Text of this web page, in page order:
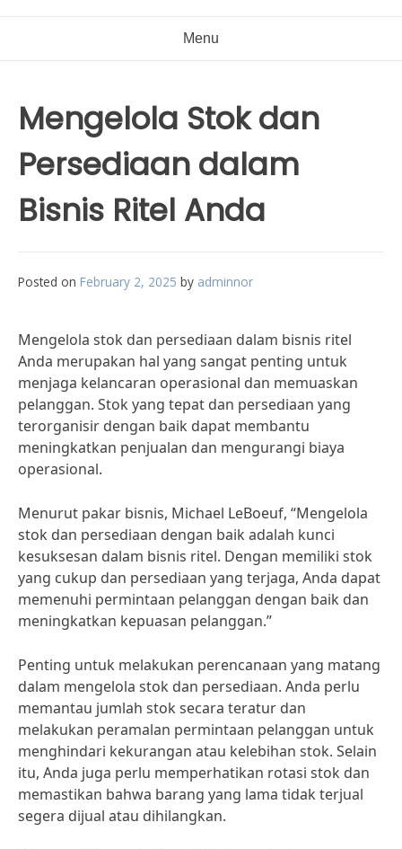
Menu
Mengelola Stok dan
Persediaan dalam
Bisnis Ritel Anda
Posted on February 2, 2025 by adminnor
Mengelola stok dan persediaan dalam bisnis ritel
Anda merupakan hal yang sangat penting untuk
menjaga kelancaran operasional dan memuaskan
pelanggan. Stok yang tepat dan persediaan yang
terorganisir dengan baik dapat membantu
meningkatkan penjualan dan mengurangi biaya
operasional.
Menurut pakar bisnis, Michael LeBoeuf, “Mengelola
stok dan persediaan dengan baik adalah kunci
kesuksesan dalam bisnis ritel. Dengan memiliki stok
yang cukup dan persediaan yang terjaga, Anda dapat
memenuhi permintaan pelanggan dengan baik dan
meningkatkan kepuasan pelanggan.”
Penting untuk melakukan perencanaan yang matang
dalam mengelola stok dan persediaan. Anda perlu
memantau jumlah stok secara teratur dan
melakukan peramalan permintaan pelanggan untuk
menghindari kekurangan atau kelebihan stok. Selain
itu, Anda juga perlu memperhatikan rotasi stok dan
memastikan bahwa barang yang lama tidak terjual
segera dijual atau dihilangkan.